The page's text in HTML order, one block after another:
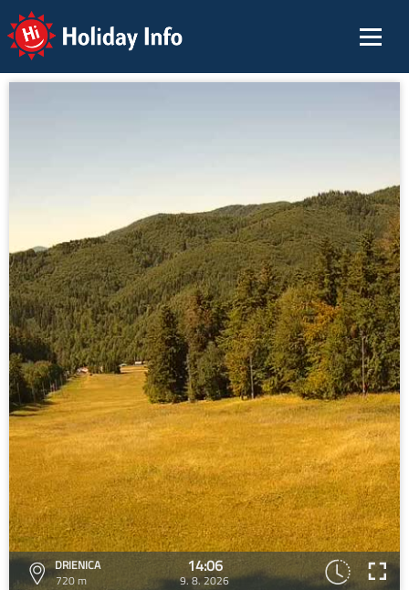
Holiday Info
DRIENICA
720 m
14:06
9. 8. 2026